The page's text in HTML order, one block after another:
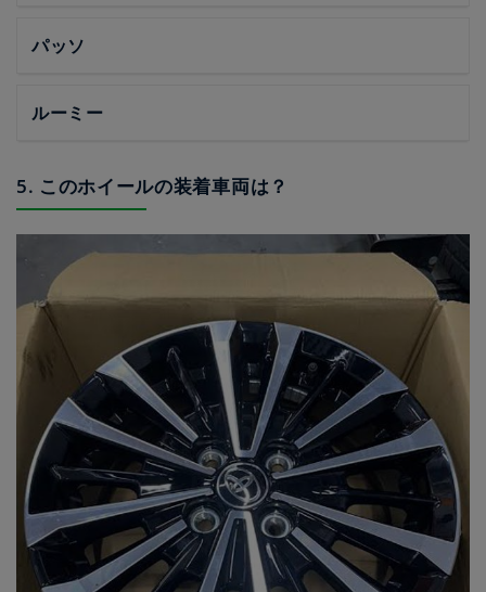
パッソ
ルーミー
5. このホイールの装着車両は？